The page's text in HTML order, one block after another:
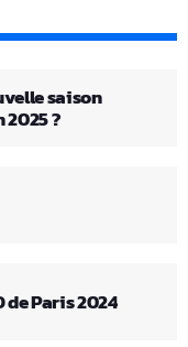
saison
?
de Paris 2024